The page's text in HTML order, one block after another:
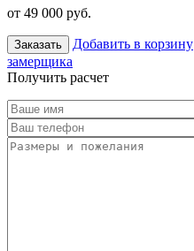
от 49 000 руб.
Заказать Добавить в корзину
замерщика
Получить расчет